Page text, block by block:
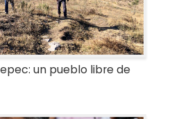
un pueblo libre de